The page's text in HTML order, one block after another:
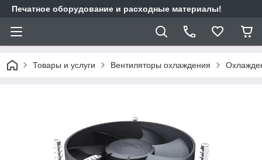
Печатное оборудование и расходные материалы!
Товары и услуги Вентиляторы охлаждения